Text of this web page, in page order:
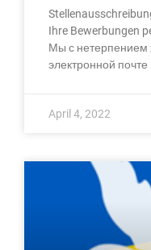
Ihre Bewerbungen
Мы с нетерпением
электронной
April 4, 2022